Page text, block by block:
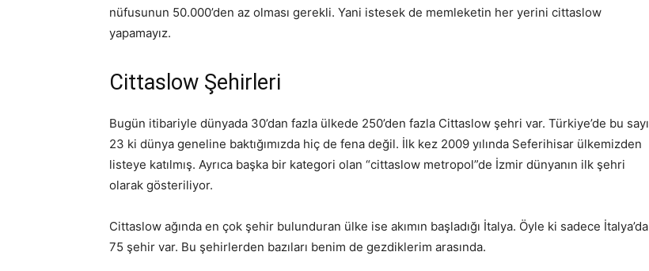
nüfusunun 50.000’den az olması gerekli. Yani istesek de memleketin her yerini cittaslow
yapamayız.
Cittaslow Şehirleri
Bugün itibariyle dünyada 30’dan fazla ülkede 250’den fazla Cittaslow şehri var. Türkiye’de bu sayı
23 ki dünya geneline baktığımızda hiç de fena değil. İlk kez 2009 yılında Seferihisar ülkemizden
listeye katılmış. Ayrıca başka bir kategori olan “cittaslow metropol”de İzmir dünyanın ilk şehri
olarak gösteriliyor.
Cittaslow ağında en çok şehir bulunduran ülke ise akımın başladığı İtalya. Öyle ki sadece İtalya’da
75 şehir var. Bu şehirlerden bazıları benim de gezdiklerim arasında.